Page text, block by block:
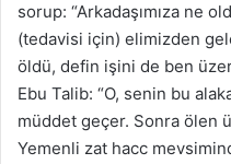
sorup: “Arkadaşımıza ne
(tedavisi için) elimizden
öldü, defin işini de ben
Ebu Talib: “O, senin bu
müddet geçer. Sonra ölen
Yemenli zat hacc